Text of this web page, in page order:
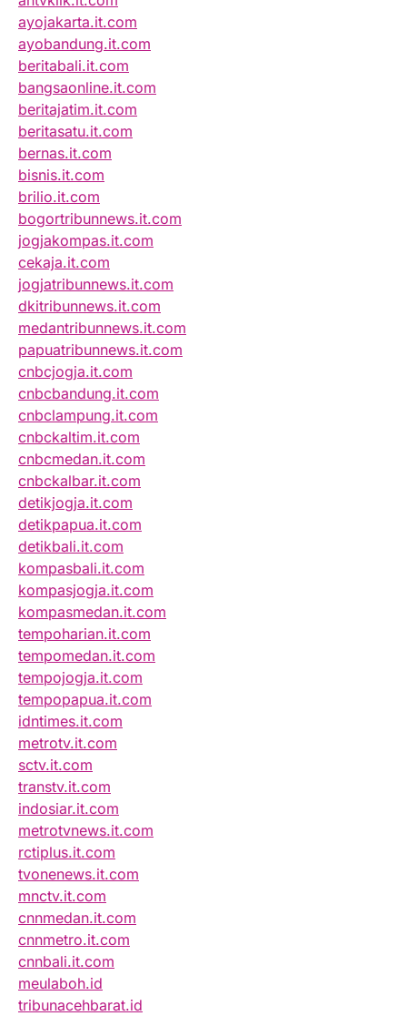
ayojakarta.it.com
ayobandung.it.com
beritabali.it.com
bangsaonline.it.com
beritajatim.it.com
beritasatu.it.com
bernas.it.com
bisnis.it.com
brilio.it.com
bogortribunnews.it.com
jogjakompas.it.com
cekaja.it.com
jogjatribunnews.it.com
dkitribunnews.it.com
medantribunnews.it.com
papuatribunnews.it.com
cnbcjogja.it.com
cnbcbandung.it.com
cnbclampung.it.com
cnbckaltim.it.com
cnbcmedan.it.com
cnbckalbar.it.com
detikjogja.it.com
detikpapua.it.com
detikbali.it.com
kompasbali.it.com
kompasjogja.it.com
kompasmedan.it.com
tempoharian.it.com
tempomedan.it.com
tempojogja.it.com
tempopapua.it.com
idntimes.it.com
metrotv.it.com
sctv.it.com
transtv.it.com
indosiar.it.com
metrotvnews.it.com
rctiplus.it.com
tvonenews.it.com
mnctv.it.com
cnnmedan.it.com
cnnmetro.it.com
cnnbali.it.com
meulaboh.id
tribunacehbarat.id